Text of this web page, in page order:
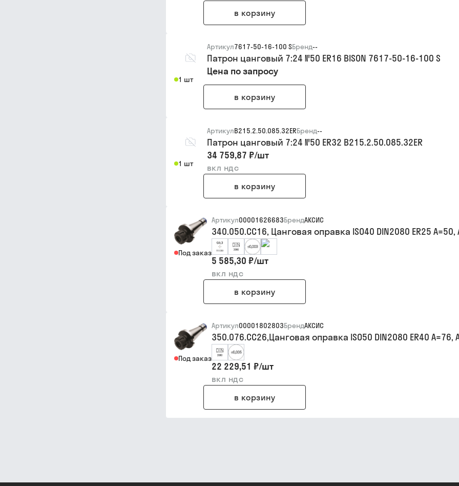
в корзину
1 шт
Артикул7617-50-16-100 SБренд--
Патрон цанговый 7:24 №50 ER16 BISON 7617-50-16-100 S
Цена по запросу
в корзину
1 шт
АртикулB215.2.50.085.32ERБренд--
Патрон цанговый 7:24 №50 ER32 B215.2.50.085.32ER
34 759,87 ₽/шт
вкл ндс
в корзину
Под заказ
Артикул00001626683БрендАКСИС
340.050.CC16, Цанговая оправка ISO40 DIN2080 ER25 A=50,
5 585,30 ₽/шт
вкл ндс
в корзину
Под заказ
Артикул00001802803БрендАКСИС
350.076.CC26,Цанговая оправка ISO50 DIN2080 ER40 A=76,
22 229,51 ₽/шт
вкл ндс
в корзину